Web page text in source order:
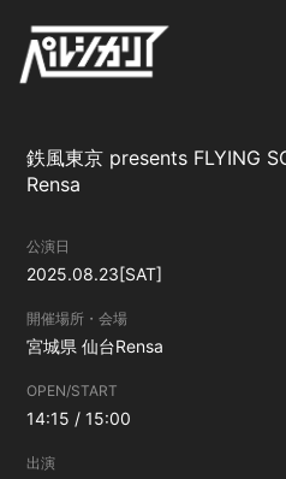
BIOGRAPHY
CONTACT
鉄風東京 presents
Rensa
公演日
2025.08.23[SAT]
開催場所・会場
宮城県仙台Rensa
OPEN/START
14:15 / 15:00
出演